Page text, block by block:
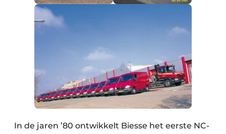
In de jaren ’80 ontwikkelt Biesse het eerste NC-